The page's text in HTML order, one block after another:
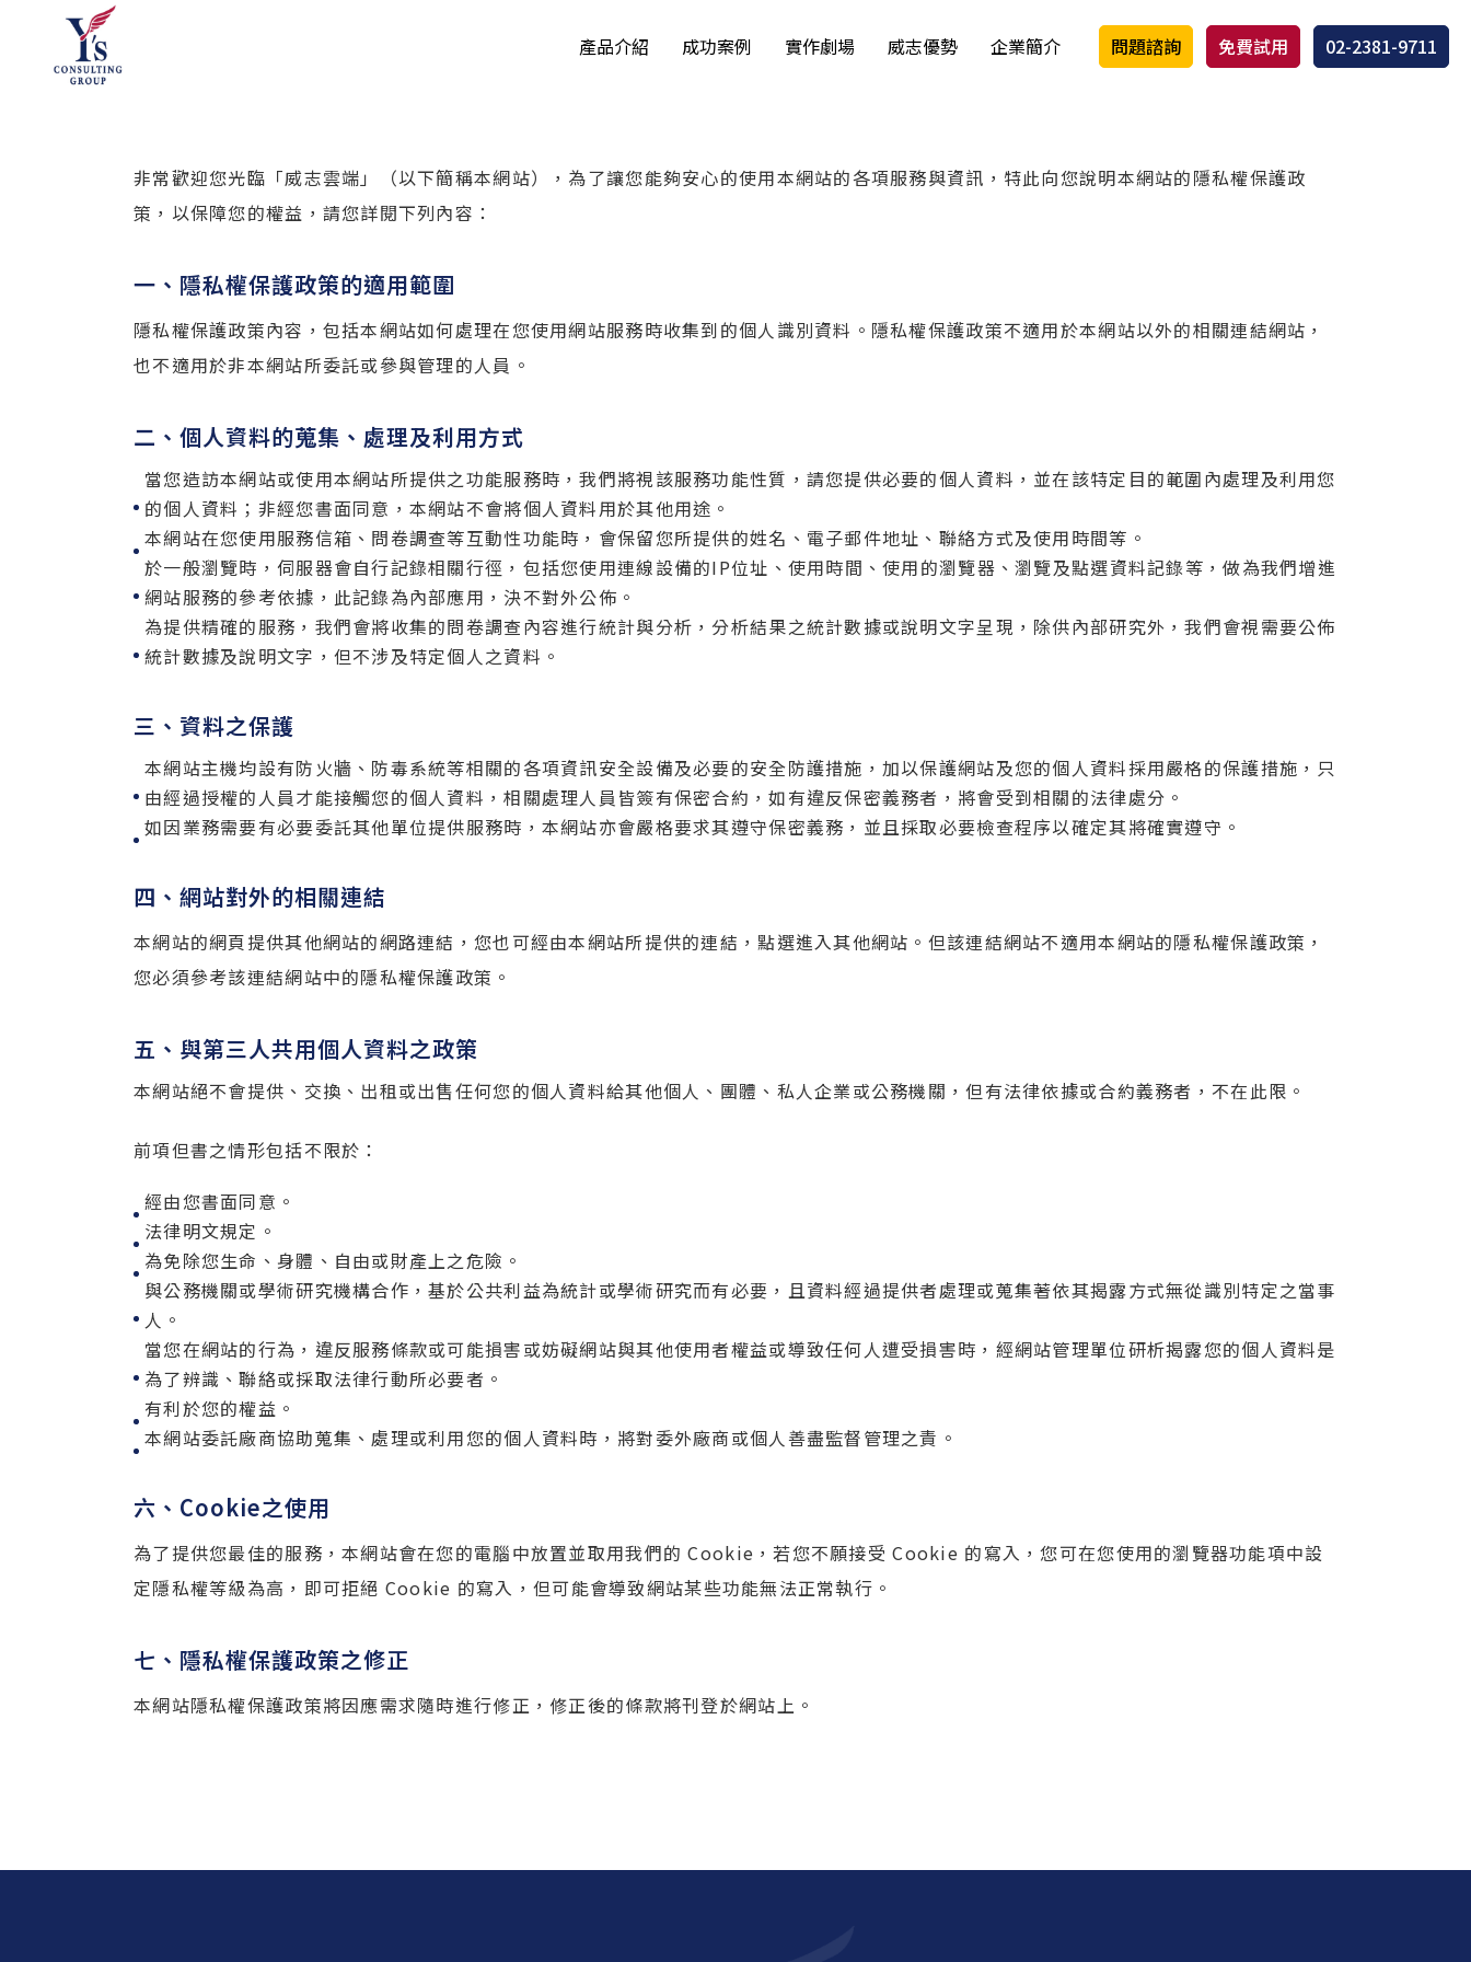
產品介紹 成功案例 實作劇場 威志優勢 企業簡介 問題諮詢 免費試用 02-2381-9711
非常歡迎您光臨「威志雲端」（以下簡稱本網站），為了讓您能夠安心的使用本網站的各項服務與資訊，特此向您說明本網站的隱私權保護政
策，以保障您的權益，請您詳閱下列內容：
一、隱私權保護政策的適用範圍
隱私權保護政策內容，包括本網站如何處理在您使用網站服務時收集到的個人識別資料。隱私權保護政策不適用於本網站以外的相關連結網站，
也不適用於非本網站所委託或參與管理的人員。
二、個人資料的蒐集、處理及利用方式
當您造訪本網站或使用本網站所提供之功能服務時，我們將視該服務功能性質，請您提供必要的個人資料，並在該特定目的範圍內處理及利用您
的個人資料；非經您書面同意，本網站不會將個人資料用於其他用途。
本網站在您使用服務信箱、問卷調查等互動性功能時，會保留您所提供的姓名、電子郵件地址、聯絡方式及使用時間等。
於一般瀏覽時，伺服器會自行記錄相關行徑，包括您使用連線設備的IP位址、使用時間、使用的瀏覽器、瀏覽及點選資料記錄等，做為我們增進
網站服務的參考依據，此記錄為內部應用，決不對外公佈。
為提供精確的服務，我們會將收集的問卷調查內容進行統計與分析，分析結果之統計數據或說明文字呈現，除供內部研究外，我們會視需要公佈
統計數據及說明文字，但不涉及特定個人之資料。
三、資料之保護
本網站主機均設有防火牆、防毒系統等相關的各項資訊安全設備及必要的安全防護措施，加以保護網站及您的個人資料採用嚴格的保護措施，只
由經過授權的人員才能接觸您的個人資料，相關處理人員皆簽有保密合約，如有違反保密義務者，將會受到相關的法律處分。
如因業務需要有必要委託其他單位提供服務時，本網站亦會嚴格要求其遵守保密義務，並且採取必要檢查程序以確定其將確實遵守。
四、網站對外的相關連結
本網站的網頁提供其他網站的網路連結，您也可經由本網站所提供的連結，點選進入其他網站。但該連結網站不適用本網站的隱私權保護政策，
您必須參考該連結網站中的隱私權保護政策。
五、與第三人共用個人資料之政策
本網站絕不會提供、交換、出租或出售任何您的個人資料給其他個人、團體、私人企業或公務機關，但有法律依據或合約義務者，不在此限。
前項但書之情形包括不限於：
經由您書面同意。
法律明文規定。
為免除您生命、身體、自由或財產上之危險。
與公務機關或學術研究機構合作，基於公共利益為統計或學術研究而有必要，且資料經過提供者處理或蒐集著依其揭露方式無從識別特定之當事
人。
當您在網站的行為，違反服務條款或可能損害或妨礙網站與其他使用者權益或導致任何人遭受損害時，經網站管理單位研析揭露您的個人資料是
為了辨識、聯絡或採取法律行動所必要者。
有利於您的權益。
本網站委託廠商協助蒐集、處理或利用您的個人資料時，將對委外廠商或個人善盡監督管理之責。
六、Cookie之使用
為了提供您最佳的服務，本網站會在您的電腦中放置並取用我們的 Cookie，若您不願接受 Cookie 的寫入，您可在您使用的瀏覽器功能項中設
定隱私權等級為高，即可拒絕 Cookie 的寫入，但可能會導致網站某些功能無法正常執行。
七、隱私權保護政策之修正
本網站隱私權保護政策將因應需求隨時進行修正，修正後的條款將刊登於網站上。